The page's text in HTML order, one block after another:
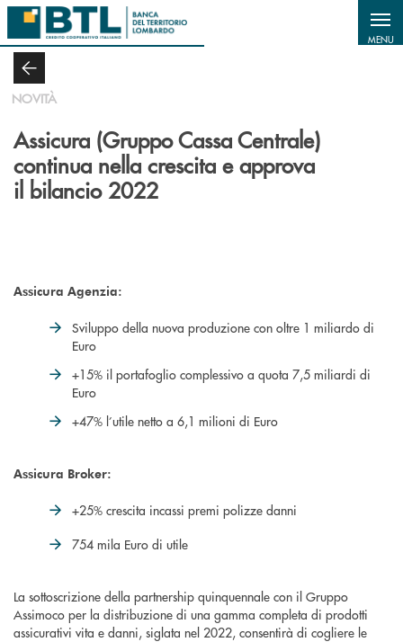
Salta al contenuto principale
MENU
NOVITÀ
Assicura (Gruppo Cassa Centrale)
continua nella crescita e approva
il bilancio 2022
Assicura Agenzia:
Sviluppo della nuova produzione con oltre 1 miliardo di
Euro
+15% il portafoglio complessivo a quota 7,5 miliardi di
Euro
+47% l’utile netto a 6,1 milioni di Euro
Assicura Broker:
+25% crescita incassi premi polizze danni
754 mila Euro di utile
La sottoscrizione della partnership quinquennale con il Gruppo
Assimoco per la distribuzione di una gamma completa di prodotti
assicurativi vita e danni, siglata nel 2022, consentirà di cogliere le